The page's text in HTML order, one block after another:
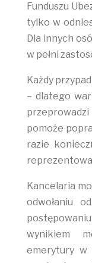
Funduszu
tylko w
Dla innych
w pełni
Każdy
– dlatego
pomoże
razie
Kancelaria
odwołaniu
wynikiem
emerytury w